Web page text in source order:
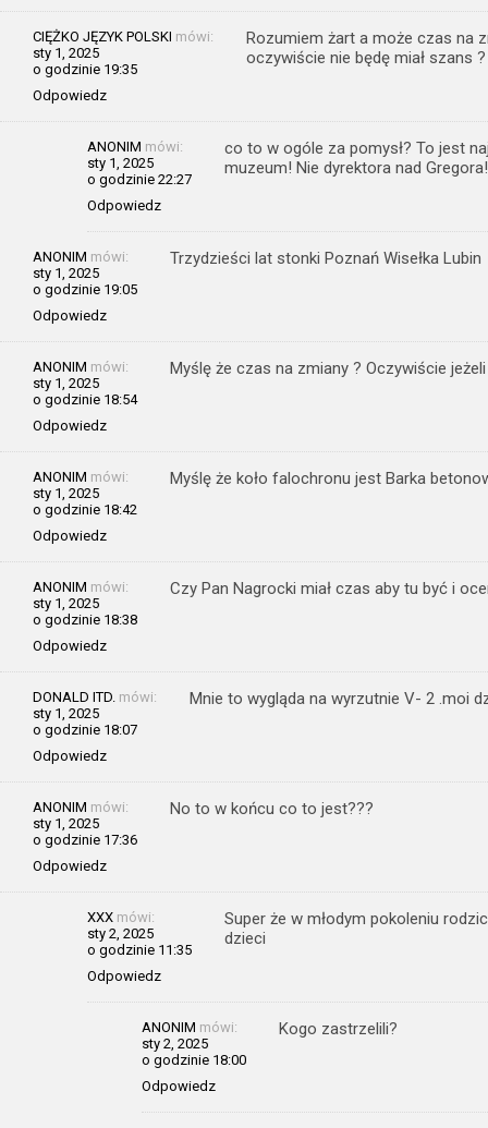
CIĘŻKO JĘZYK POLSKI mówi:
sty 1, 2025
o godzinie 19:35
Odpowiedz
Rozumiem żart a może czas na
oczywiście nie będę miał szans ?
ANONIM mówi:
sty 1, 2025
o godzinie 22:27
Odpowiedz
co to w ogóle za pomysł? To jest
muzeum! Nie dyrektora nad Gregora!
ANONIM mówi:
sty 1, 2025
o godzinie 19:05
Odpowiedz
Trzydzieści lat stonki Poznań Wisełka Lubin
ANONIM mówi:
sty 1, 2025
o godzinie 18:54
Odpowiedz
Myślę że czas na zmiany ? Oczywiście
ANONIM mówi:
sty 1, 2025
o godzinie 18:42
Odpowiedz
Myślę że koło falochronu jest Barka
ANONIM mówi:
sty 1, 2025
o godzinie 18:38
Odpowiedz
Czy Pan Nagrocki miał czas aby tu być i
DONALD ITD. mówi:
sty 1, 2025
o godzinie 18:07
Odpowiedz
Mnie to wygląda na wyrzutnie V- 2 .moi
ANONIM mówi:
sty 1, 2025
o godzinie 17:36
Odpowiedz
No to w końcu co to jest???
XXX mówi:
sty 2, 2025
o godzinie 11:35
Odpowiedz
Super że w młodym pokoleniu
dzieci
ANONIM mówi:
sty 2, 2025
o godzinie 18:00
Odpowiedz
Kogo zastrzelili?